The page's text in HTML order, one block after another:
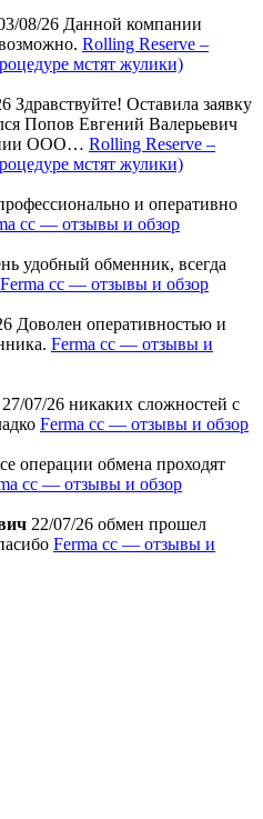
08/26 Данной компании
Rolling Reserve –
мстят жулики)
Здравствуйте! Оставила заявку
Попов Евгений Валерьевич
ООО… Rolling Reserve –
мстят жулики)
и оперативно
cc — отзывы и обзор
удобный обменник, всегда
Ferma cc — отзывы и обзор
Доволен оперативностью и
Ferma cc — отзывы и
27/07/26 никаких сложностей с
Ferma cc — отзывы и обзор
операции обмена проходят
cc — отзывы и обзор
22/07/26 обмен прошел
Ferma cc — отзывы и